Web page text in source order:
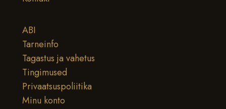
ABI
Tarneinfo
Tagastus ja vahetus
Tingimused
Privaatsuspoliitika
Minu konto